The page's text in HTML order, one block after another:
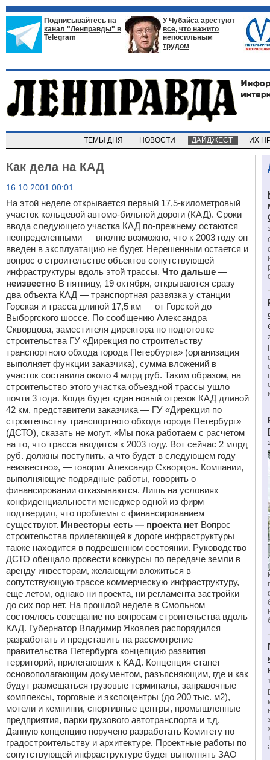
Подписывайтесь на
канал "Ленправды" в
Telegram
У Чубайса арестуют
все, что нажито
непосильным
трудом
ТЕМЫ ДНЯ НОВОСТИ ДАЙДЖЕСТ ИХ
Как дела на КАД
16.10.2001 00:01
На этой неделе открывается первый 17,5-километровый
участок кольцевой автомо-бильной дороги (КАД). Сроки
ввода следующего участка КАД по-прежнему остаются
неопределенными — вполне возможно, что к 2003 году он
введен в эксплуатацию не будет. Нерешенным остается и
вопрос о строительстве объектов сопутствующей
инфраструктуры вдоль этой трассы. Что дальше —
неизвестно В пятницу, 19 октября, открываются сразу
два объекта КАД — транспортная развязка у станции
Горская и трасса длиной 17,5 км — от Горской до
Выборгского шоссе. По сообщению Александра
Скворцова, заместителя директора по подготовке
строительства ГУ «Дирекция по строительству
транспортного обхода города Петербурга» (организация
выполняет функции заказчика), сумма вложений в
участок составила около 4 млрд руб. Таким образом, на
строительство этого участка объездной трассы ушло
почти 3 года. Когда будет сдан новый отрезок КАД длиной
42 км, представители заказчика — ГУ «Дирекция по
строительству транспортного обхода города Петербург»
(ДСТО), сказать не могут. «Мы пока работаем с расчетом
на то, что трасса вводится к 2003 году. Вот сейчас 2 млрд
руб. должны поступить, а что будет в следующем году —
неизвестно», — говорит Александр Скворцов. Компании,
выполняющие подрядные работы, говорить о
финансировании отказываются. Лишь на условиях
конфиденциальности менеджер одной из фирм
подтвердил, что проблемы с финансированием
существуют. Инвесторы есть — проекта нет Вопрос
строительства прилегающей к дороге инфраструктуры
также находится в подвешенном состоянии. Руководство
ДСТО обещало провести конкурсы по передаче земли в
аренду инвесторам, желающим вложиться в
сопутствующую трассе коммерческую инфраструктуру,
еще летом, однако ни проекта, ни регламента застройки
до сих пор нет. На прошлой неделе в Смольном
состоялось совещание по вопросам строительства вдоль
КАД. Губернатор Владимир Яковлев распорядился
разработать и представить на рассмотрение
правительства Петербурга концепцию развития
территорий, прилегающих к КАД. Концепция станет
основополагающим документом, разъясняющим, где и как
будут размещаться грузовые терминалы, заправочные
комплексы, торговые и экспоцентры (до 200 тыс. м2),
мотели и кемпинги, спортивные центры, промышленные
предприятия, парки грузового автотранспорта и т.д.
Данную концепцию поручено разработать Комитету по
градостроительству и архитектуре. Проектные работы по
сопутствующей инфраструктуре будет выполнять ЗАО